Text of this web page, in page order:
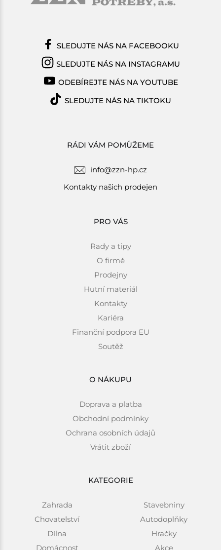
RÁDI VÁM POMŮŽEME
info@zzn-hp.cz
Kontakty našich prodejen
PRO VÁS
Rady a tipy
O firmě
Prodejny
Hutní materiál
Kontakty
Kariéra
Finanční podpora EU
Soutěž
O NÁKUPU
Doprava a platba
Obchodní podmínky
Ochrana osobních údajů
Vrátit zboží
KATEGORIE
Zahrada
Chovatelství
Dílna
Domácnost
Stavebniny
Autodoplňky
Hračky
Akce
SLEDUJTE NÁS NA FACEBOOKU
SLEDUJTE NÁS NA INSTAGRAMU
ODEBÍREJTE NÁS NA YOUTUBE
SLEDUJTE NÁS NA TIKTOKU